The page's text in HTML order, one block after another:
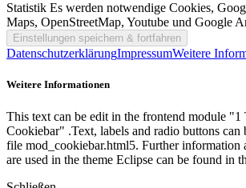
Statistik Es werden notwendige Cookies,
Maps, OpenStreetMap, Youtube und Google
DatenschutzerklärungImpressumWeitere
Weitere Informationen
This text can be edit in the frontend module "1
Cookiebar" .Text, labels and radio buttons can
file mod_cookiebar.html5. Further information
are used in the theme Eclipse can be found in